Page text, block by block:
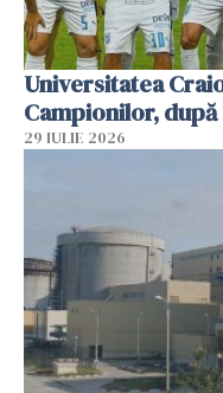
Universitatea
Campionilor,
29 IULIE 2026